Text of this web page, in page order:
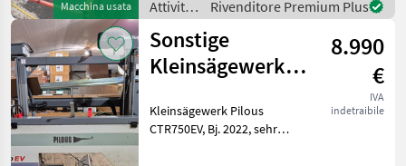
Macchina usata
Attività
forestali
e
lavorazione
del
Sonstige
Rivenditore Premium Plus
Sonstige
Kleinsägewerk
gebraucht
8.990
€
IVA
indetraibile
Kleinsägewerk Pilous
CTR750EV, Bj. 2022, sehr